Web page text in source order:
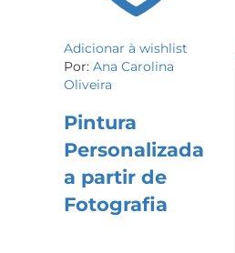
Adicionar à wishlist
Por: Ana Carolina
Oliveira
Pintura
Personalizada
a partir de
Fotografia